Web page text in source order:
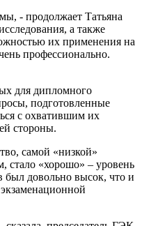
- продолжает Татьяна
а также
их применения на
профессионально.
для дипломного
подготовленные
с охватившим их
стороны.
самой «низкой»
стало «хорошо» – уровень
довольно высок, что и